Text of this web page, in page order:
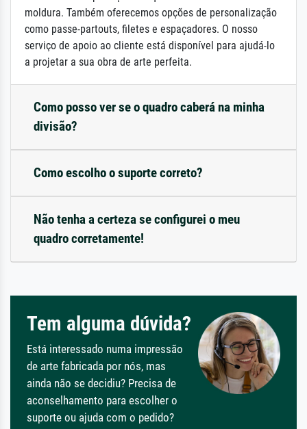
moldura. Também oferecemos opções de personalização
como passe-partouts, filetes e espaçadores. O nosso
serviço de apoio ao cliente está disponível para ajudá-lo
a projetar a sua obra de arte perfeita.
Como posso ver se o quadro caberá na minha
divisão?
Como escolho o suporte correto?
Não tenha a certeza se configurei o meu
quadro corretamente!
Tem alguma dúvida?
Está interessado numa impressão
de arte fabricada por nós, mas
ainda não se decidiu? Precisa de
aconselhamento para escolher o
suporte ou ajuda com o pedido?